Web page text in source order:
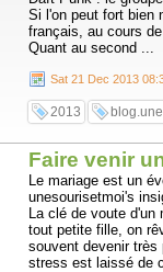
Si l'on peut fort bien
français, au cours
Quant au second ...
Sat 21 Dec 2013
2013
Faire venir
Le mariage est un
unesourisetmoi's
La clé de voute
tout petite fille, on
souvent devenir très
stress est laissé de